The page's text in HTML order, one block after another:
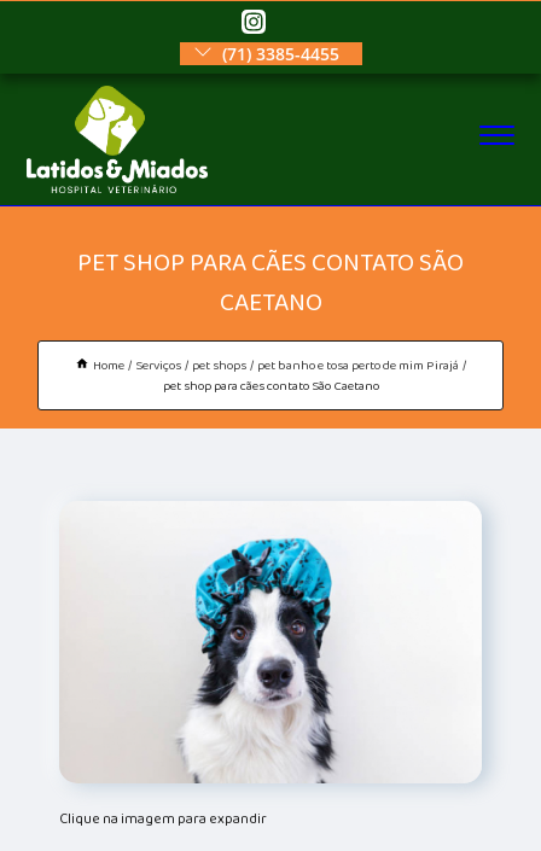
(71) 3385-4455
PET SHOP PARA CÃES CONTATO SÃO
CAETANO
Home Serviços pet shops pet banho e tosa perto de mim Pirajá
pet shop para cães contato São Caetano
Clique na imagem para expandir